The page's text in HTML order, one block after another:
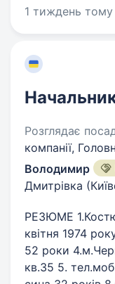
1 тиждень тому
Розглядає
компанії,
Володимир
Дмитрівка
РЕЗЮМЕ
квітня 1974
52 роки
кв.35 5.